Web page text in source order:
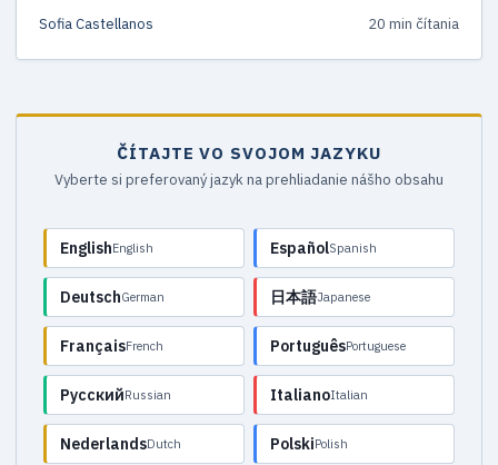
Sofia Castellanos 20 min čítania
ČÍTAJTE VO SVOJOM JAZYKU
Vyberte si preferovaný jazyk na prehliadanie nášho obsahu
EnglishEnglish EspañolSpanish
DeutschGerman 日本語Japanese
FrançaisFrench PortuguêsPortuguese
РусскийRussian ItalianoItalian
NederlandsDutch PolskiPolish